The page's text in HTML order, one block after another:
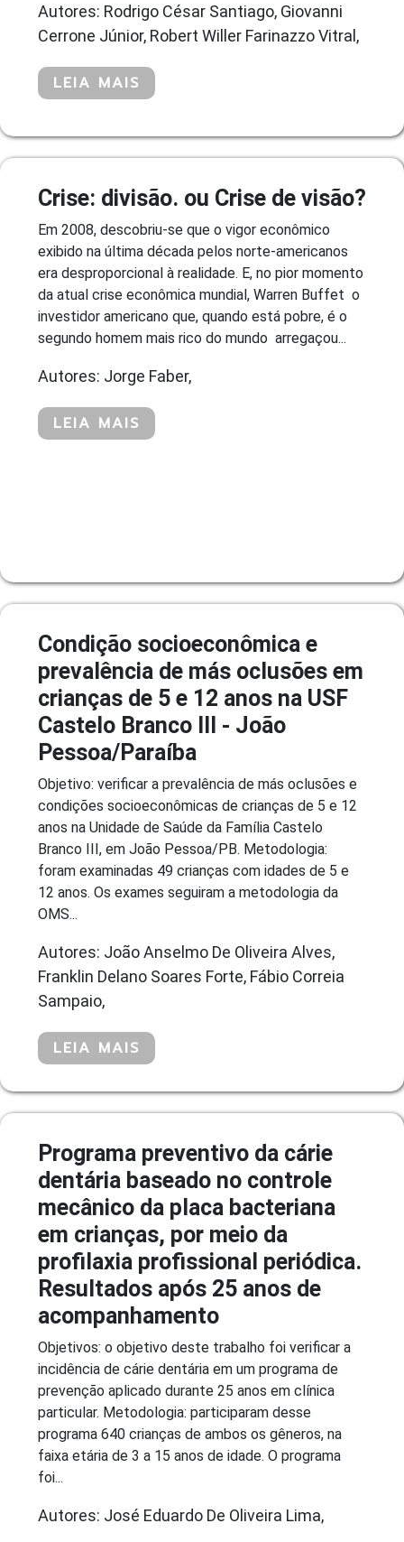
Autores: Rodrigo César Santiago, Giovanni
Cerrone Júnior, Robert Willer Farinazzo Vitral,
LEIA MAIS
Crise: divisão. ou Crise de visão?
Em 2008, descobriu-se que o vigor econômico
exibido na última década pelos norte-americanos
era desproporcional à realidade. E, no pior momento
da atual crise econômica mundial, Warren Buffet  o
investidor americano que, quando está pobre, é o
segundo homem mais rico do mundo  arregaçou...
Autores: Jorge Faber,
LEIA MAIS
Condição socioeconômica e
prevalência de más oclusões em
crianças de 5 e 12 anos na USF
Castelo Branco III - João
Pessoa/Paraíba
Objetivo: verificar a prevalência de más oclusões e
condições socioeconômicas de crianças de 5 e 12
anos na Unidade de Saúde da Família Castelo
Branco III, em João Pessoa/PB. Metodologia:
foram examinadas 49 crianças com idades de 5 e
12 anos. Os exames seguiram a metodologia da
OMS...
Autores: João Anselmo De Oliveira Alves,
Franklin Delano Soares Forte, Fábio Correia
Sampaio,
LEIA MAIS
Programa preventivo da cárie
dentária baseado no controle
mecânico da placa bacteriana
em crianças, por meio da
profilaxia profissional periódica.
Resultados após 25 anos de
acompanhamento
Objetivos: o objetivo deste trabalho foi verificar a
incidência de cárie dentária em um programa de
prevenção aplicado durante 25 anos em clínica
particular. Metodologia: participaram desse
programa 640 crianças de ambos os gêneros, na
faixa etária de 3 a 15 anos de idade. O programa
foi...
Autores: José Eduardo De Oliveira Lima,